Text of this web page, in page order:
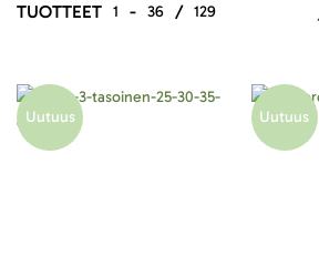
TUOTTEET 1 - 36 / 129
Uutuus Uutuus